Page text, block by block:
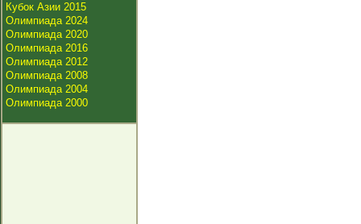
Кубок Азии 2015
Олимпиада 2024
Олимпиада 2020
Олимпиада 2016
Олимпиада 2012
Олимпиада 2008
Олимпиада 2004
Олимпиада 2000